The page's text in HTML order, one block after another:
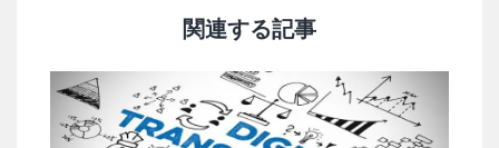
関連する記事